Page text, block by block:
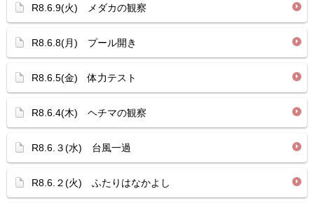
R8.6.9(火) メダカの観察
R8.6.8(月) プール開き
R8.6.5(金) 体力テスト
R8.6.4(木) ヘチマの観察
R8.6.３(水) 台風一過
R8.6.２(火) ふたりはなかよし